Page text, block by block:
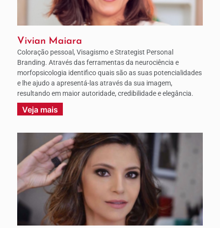
Vivian Maiara
Coloração pessoal, Visagismo e Strategist Personal
Branding. Através das ferramentas da neurociência e
morfopsicologia identifico quais são as suas potencialidades
e lhe ajudo a apresentá-las através da sua imagem,
resultando em maior autoridade, credibilidade e elegância.
Veja mais